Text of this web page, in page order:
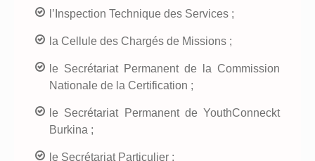
l’Inspection Technique des Services ;
la Cellule des Chargés de Missions ;
le Secrétariat Permanent de la Commission
Nationale de la Certification ;
le Secrétariat Permanent de YouthConneckt
Burkina ;
le Secrétariat Particulier ;